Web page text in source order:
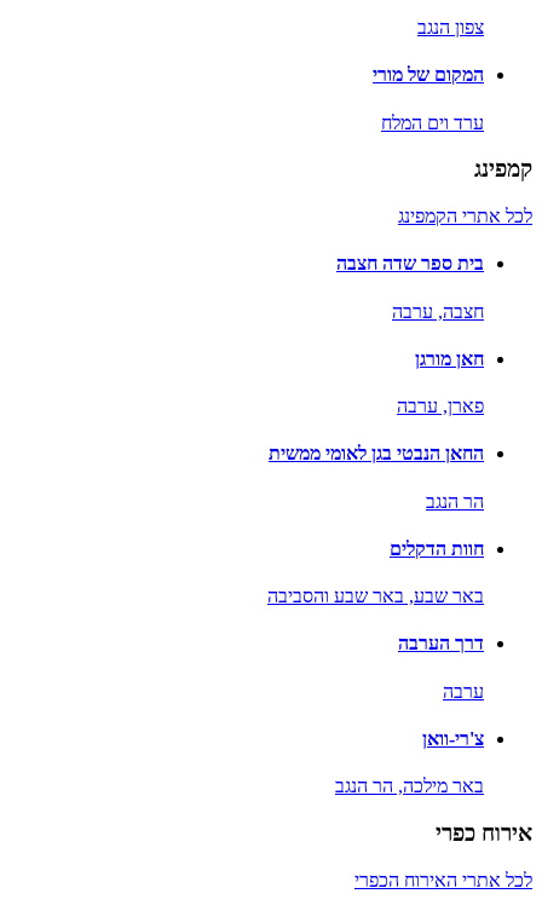
צפון הנגב
המקום של מורי
ערד וים המלח
קמפינג
לכל אתרי הקמפינג
בית ספר שדה חצבה
חצבה, ערבה
חאן מורגן
פארן, ערבה
החאן הנבטי בגן לאומי ממשית
הר הנגב
חוות הדקלים
באר שבע, באר שבע והסביבה
דרך הערבה
ערבה
צ'רי-וואן
באר מילכה, הר הנגב
אירוח כפרי
לכל אתרי האירוח הכפרי